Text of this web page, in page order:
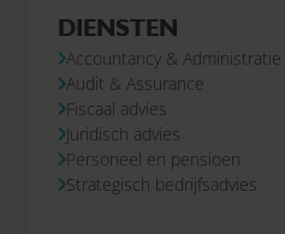
DIENSTEN
Accountancy & Administratie
Audit & Assurance
Fiscaal advies
Juridisch advies
Personeel en pensioen
Strategisch bedrijfsadvies